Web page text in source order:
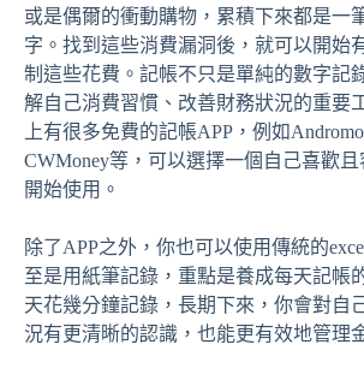
或是偶爾的衝動購物，累積下來都是一
字。找到這些消費漏洞後，就可以開始
制這些花費。記帳不只是單純的數字記
解自己消費習慣、改善財務狀況的重要
上有很多免費的記帳APP，例如
CWMoney等，可以選擇一個自己喜歡
開始使用。
除了APP之外，你也可以使用傳統的
至是用紙筆記錄，重點是養成每天記帳
天花幾分鐘記錄，長期下來，你會對自
況有更清晰的認識，也能更有效地管理